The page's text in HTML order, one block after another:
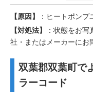
【原因】
：ヒートポンプ
【対処法】
：状態をお
社・またはメーカーにお
双葉郡双葉町で
ラーコード